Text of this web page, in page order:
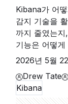
Kibana가 어
감지 기술을
까지 줄였는
기능은 어떻
2026년 5월
Drew Tate
Kibana